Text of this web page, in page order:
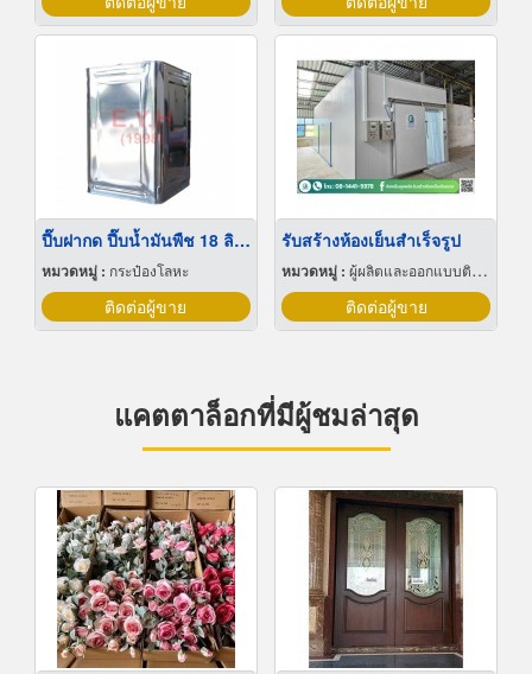
ปี๊บฝากด ปี๊บน้ำมันพืช 18 ลิตร
หมวดหมู่ : กระป๋องโลหะ
ติดต่อผู้ขาย
รับสร้างห้องเย็นสำเร็จรูป
หมวดหมู่ : ผู้ผลิตและออกแบบติดตั้งห้องเย็น
ติดต่อผู้ขาย
แคตตาล็อกที่มีผู้ชมล่าสุด